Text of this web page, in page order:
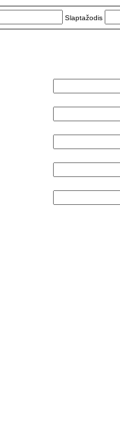
Slaptažodis